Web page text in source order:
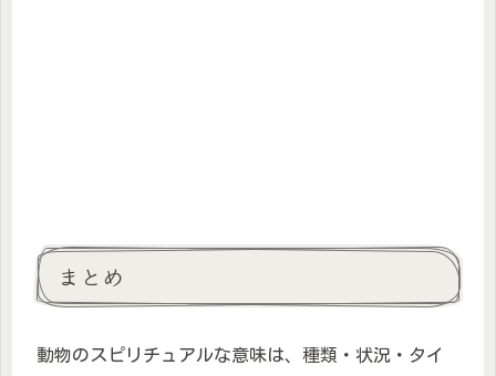
まとめ
動物のスピリチュアルな意味は、種類・状況・タイ